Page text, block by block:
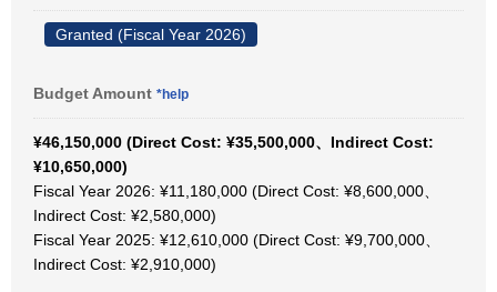
Granted (Fiscal Year 2026)
Budget Amount *help
¥46,150,000 (Direct Cost: ¥35,500,000、Indirect Cost:
¥10,650,000)
Fiscal Year 2026: ¥11,180,000 (Direct Cost: ¥8,600,000、
Indirect Cost: ¥2,580,000)
Fiscal Year 2025: ¥12,610,000 (Direct Cost: ¥9,700,000、
Indirect Cost: ¥2,910,000)